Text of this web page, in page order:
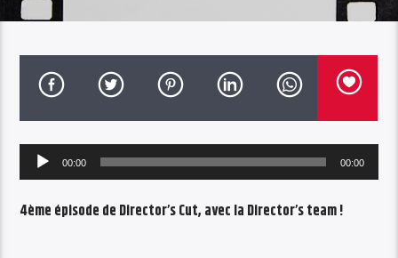
Audio
Player
00:00 00:00
4ème épisode de Director’s Cut, avec la Director’s team !